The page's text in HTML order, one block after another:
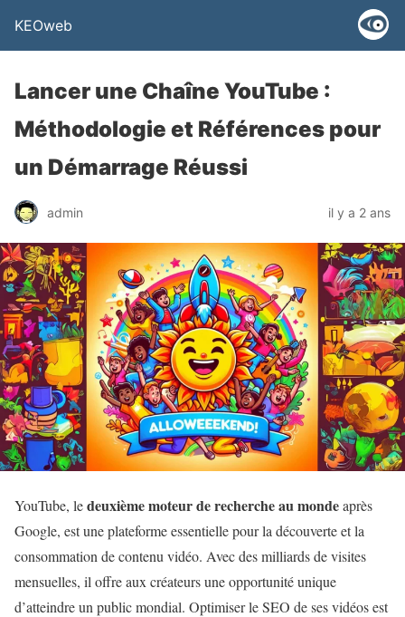
KEOweb
Lancer une Chaîne YouTube :
Méthodologie et Références pour
un Démarrage Réussi
admin il y a 2 ans
YouTube, ledeuxième moteur de recherche au mondeaprès
Google, est une plateforme essentielle pour la découverte et la
consommation de contenu vidéo. Avec des milliards de visites
mensuelles, il offre aux créateurs une opportunité unique
d’atteindre un public mondial. Optimiser le SEO de ses vidéos est